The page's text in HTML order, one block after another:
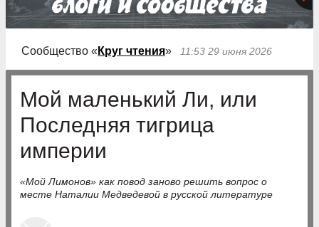
Сообщество « Круг чтения» 11:53 29 июня 2026
Мой маленький Ли, или
Последняя тигрица
империи
«Мой Лимонов» как повод заново решить вопрос о
месте Наталии Медведевой в русской литературе